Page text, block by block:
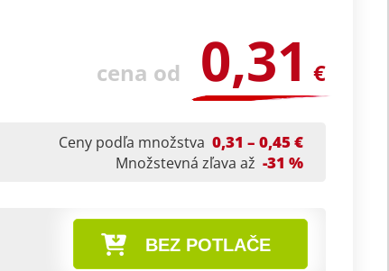
cena od 0,31 €
Ceny podľa množstva 0,31 – 0,45 €
Množstevná zľava až -31 %
BEZ POTLAČE